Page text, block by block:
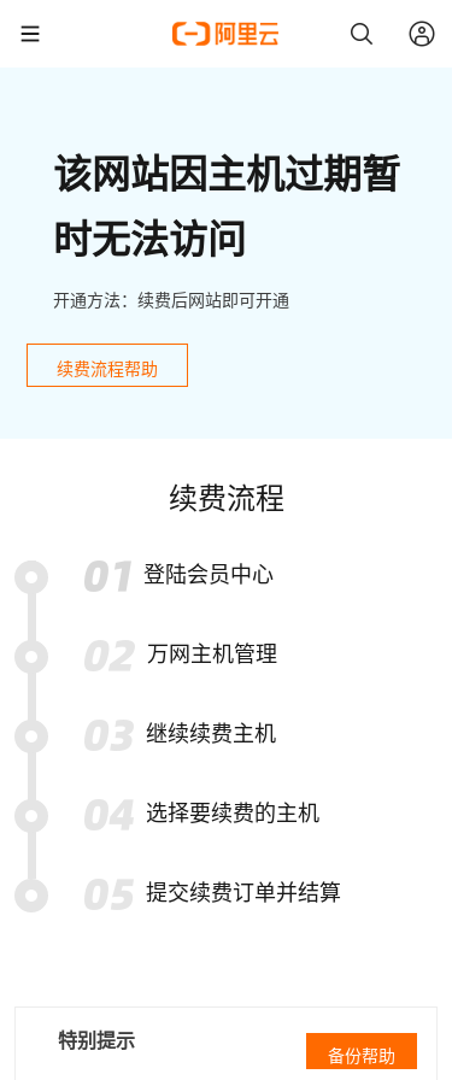
该网站因主机过期暂
时无法访问
开通方法：续费后网站即可开通
续费流程帮助
续费流程
登陆会员中心
万网主机管理
继续续费主机
选择要续费的主机
提交续费订单并结算
特别提示
备份帮助